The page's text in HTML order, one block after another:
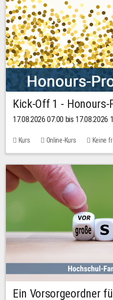
Kick-Off 1 - Honours-
17.08.2026 07:00 bis 17.08.2026
Kurs Online-Kurs Keine
Ein Vorsorgeordner